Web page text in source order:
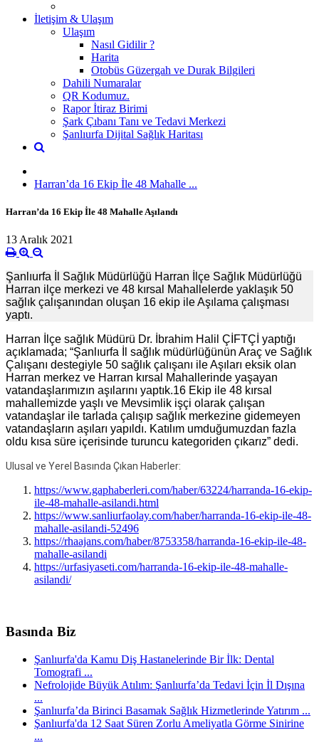
İletişim & Ulaşım
Ulaşım
Nasıl Gidilir ?
Harita
Otobüs Güzergah ve Durak Bilgileri
Dahili Numaralar
QR Kodumuz.
Rapor İtiraz Birimi
Şark Çıbanı Tanı ve Tedavi Merkezi
Şanlıurfa Dijital Sağlık Haritası
Harran’da 16 Ekip İle 48 Mahalle ...
Harran’da 16 Ekip İle 48 Mahalle Aşılandı
13 Aralık 2021
Şanlıurfa İl Sağlık Müdürlüğü Harran İlçe Sağlık Müdürlüğü
Harran ilçe merkezi ve 48 kırsal Mahallelerde yaklaşık 50
sağlık çalışanından oluşan 16 ekip ile Aşılama çalışması
yaptı.
Harran İlçe sağlık Müdürü Dr. İbrahim Halil ÇİFTÇİ yaptığı
açıklamada; “Şanlıurfa İl sağlık müdürlüğünün Araç ve Sağlık
Çalışanı destegiyle 50 sağlık çalışanı ile Aşıları eksik olan
Harran merkez ve Harran kırsal Mahallerinde yaşayan
vatandaşlarımızın aşılarını yaptık.16 Ekip ile 48 kırsal
mahallemizde yaşlı ve Mevsimlik işçi olarak çalışan
vatandaşlar ile tarlada çalışıp sağlık merkezine gidemeyen
vatandaşların aşıları yapıldı. Katılım umduğumuzdan fazla
oldu kısa süre içerisinde turuncu kategoriden çıkarız” dedi.
Ulusal ve Yerel Basında Çıkan Haberler:
https://www.gaphaberleri.com/haber/63224/harranda-16-ekip-
ile-48-mahalle-asilandi.html
https://www.sanliurfaolay.com/haber/harranda-16-ekip-ile-48-
mahalle-asilandi-52496
https://rhaajans.com/haber/8753358/harranda-16-ekip-ile-48-
mahalle-asilandi
https://urfasiyaseti.com/harranda-16-ekip-ile-48-mahalle-
asilandi/
Basında Biz
Şanlıurfa'da Kamu Diş Hastanelerinde Bir İlk: Dental
Tomografi ...
Nefrolojide Büyük Atılım: Şanlıurfa’da Tedavi İçin İl Dışına
...
Şanlıurfa’da Birinci Basamak Sağlık Hizmetlerinde Yatırım ...
Şanlıurfa'da 12 Saat Süren Zorlu Ameliyatla Görme Sinirine
...